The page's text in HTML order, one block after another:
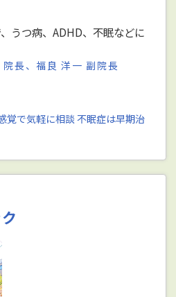
うつ病、ADHD、不眠などに
長、福良 洋一 副院長
覚で気軽に相談 不眠症は早期治